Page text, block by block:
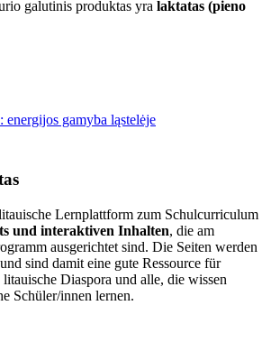
galutinis produktas yra laktatas (pieno
gamyba ląstelėje
Lernplattform zum Schulcurriculum
und interaktiven Inhalten, die am
ausgerichtet sind. Die Seiten werden
sind damit eine gute Ressource für
Diaspora und alle, die wissen
Schüler/innen lernen.